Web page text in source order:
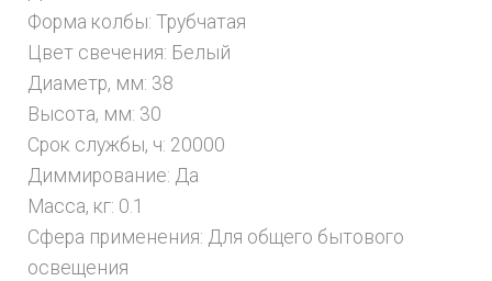
Форма колбы: Трубчатая
Цвет свечения: Белый
Диаметр, мм: 38
Высота, мм: 30
Срок службы, ч: 20000
Диммирование: Да
Масса, кг: 0.1
Сфера применения: Для общего бытового
освещения